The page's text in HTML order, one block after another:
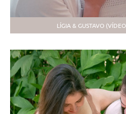
LÍGIA & GUSTAVO